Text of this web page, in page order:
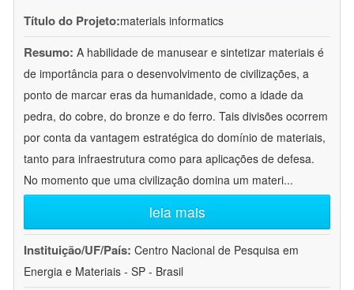
Título do Projeto:materials informatics
Resumo: A habilidade de manusear e sintetizar materiais é
de importância para o desenvolvimento de civilizações, a
ponto de marcar eras da humanidade, como a idade da
pedra, do cobre, do bronze e do ferro. Tais divisões ocorrem
por conta da vantagem estratégica do domínio de materiais,
tanto para infraestrutura como para aplicações de defesa.
No momento que uma civilização domina um materi...
leia mais
Instituição/UF/País: Centro Nacional de Pesquisa em
Energia e Materiais - SP - Brasil